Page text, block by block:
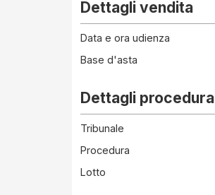
Dettagli vendita
Data e ora udienza
Base d'asta
Dettagli procedura
Tribunale
Procedura
Lotto